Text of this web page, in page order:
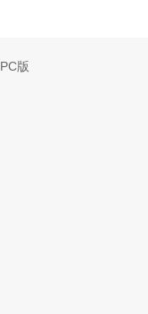
PC版